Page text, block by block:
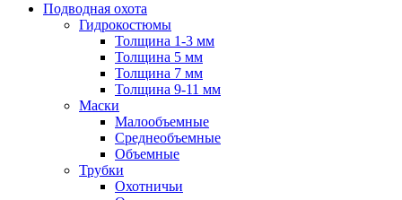
Подводная охота
Гидрокостюмы
Толщина 1-3 мм
Толщина 5 мм
Толщина 7 мм
Толщина 9-11 мм
Маски
Малообъемные
Среднеобъемные
Объемные
Трубки
Охотничьи